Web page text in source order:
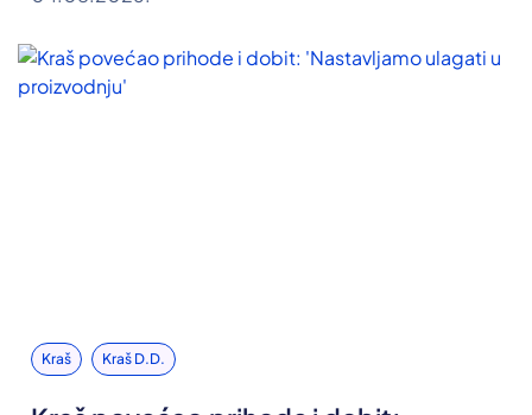
Kraš Kraš D.d.